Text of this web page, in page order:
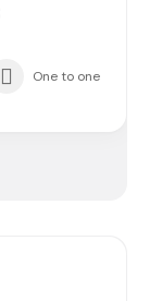
One to one